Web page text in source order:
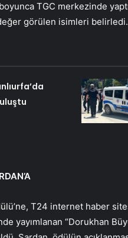
TGC merkezinde
görülen isimleri belirledi.
T24 internet haber
yayımlanan “Dorukhan